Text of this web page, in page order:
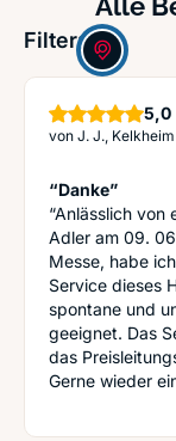
Filter:
5,0
von J. J.,
“Danke”
“Anlässlich von
Adler am 09.
Messe, habe
Service dieses
spontane und
geeignet. Das
das
Gerne wieder